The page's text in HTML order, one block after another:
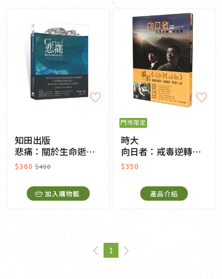
知田出版
悲痛：關於生命逝去的哲思
$360 $400
加入購物籃
門市限定
時大
向日者：戒毒逆轉勝的故事
$350
產品介紹
pageYou're on page
1
page